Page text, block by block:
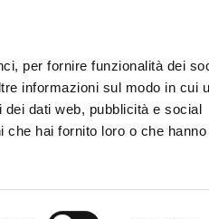
per fornire funzionalità dei
informazioni sul modo in cui
dati web, pubblicità e social
che hai fornito loro o che hanno